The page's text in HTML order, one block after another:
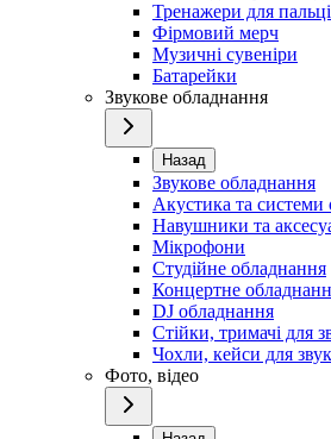
Тренажери для
Фірмовий мерч
Музичні сувеніри
Батарейки
Звукове обладнання
Назад
Звукове обладнання
Акустика та системи
Навушники та
Мікрофони
Студійне обладнання
Концертне
DJ обладнання
Стійки, тримачі для
Чохли, кейси для
Фото, відео